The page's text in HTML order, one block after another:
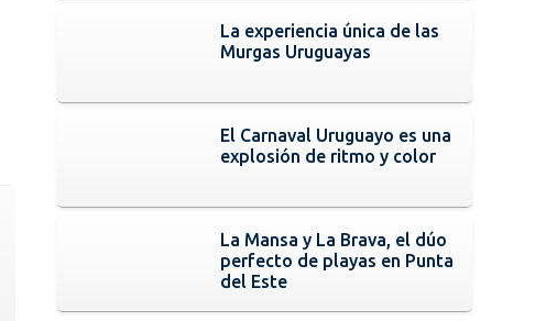
La experiencia única de las
Murgas Uruguayas
El Carnaval Uruguayo es una
explosión de ritmo y color
La Mansa y La Brava, el dúo
perfecto de playas en Punta
del Este